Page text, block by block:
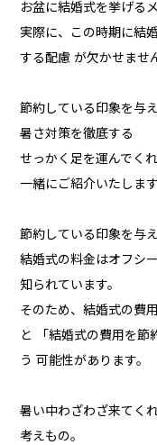
お盆に結婚式を挙げる
実際に、この時期に結
する配慮 が欠かせませ
節約している印象を与
暑さ対策を徹底する
せっかく足を運んでく
一緒にご紹介いたします
節約している印象を与
結婚式の料金はオフシ
知られています。
そのため、結婚式の費
と 「結婚式の費用を節
う 可能性があります。
暑い中わざわざ来てく
考えもの。